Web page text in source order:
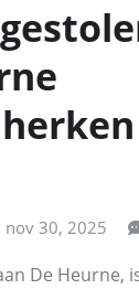
nov 30, 2025
De Heurne,